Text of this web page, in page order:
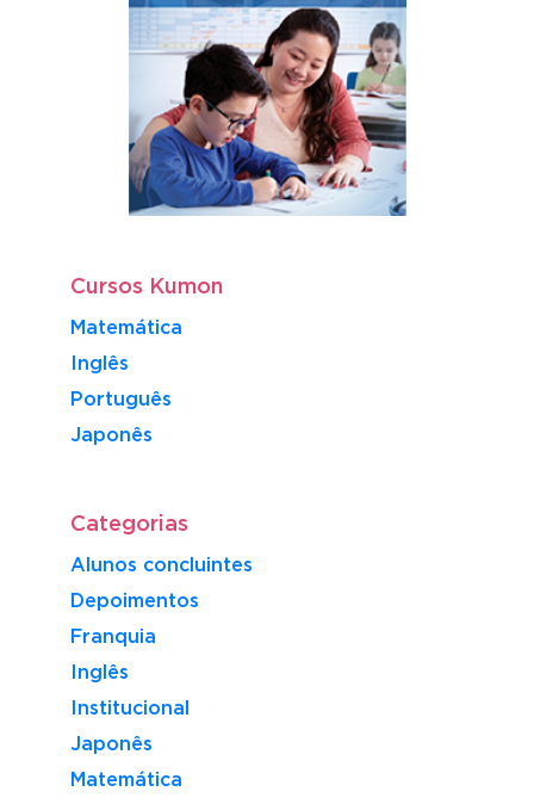
Cursos Kumon
Matemática
Inglês
Português
​Japonês
Categorias
Alunos concluintes
Depoimentos
Franquia
Inglês
Institucional
Japonês
Matemática